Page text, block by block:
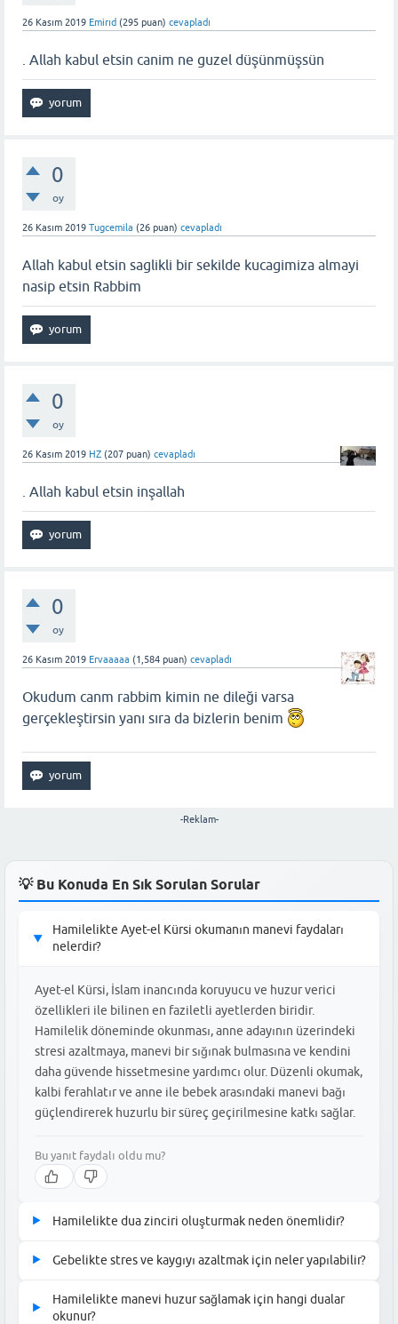
26 Kasım 2019 Emirıd (295 puan) cevapladı
. Allah kabul etsin canim ne guzel düşünmüşsün
0
oy
26 Kasım 2019 Tugcemila (26 puan) cevapladı
Allah kabul etsin saglikli bir sekilde kucagimiza almayi
nasip etsin Rabbim
0
oy
26 Kasım 2019 HZ (207 puan) cevapladı
. Allah kabul etsin inşallah
0
oy
26 Kasım 2019 Ervaaaaa (1,584 puan) cevapladı
Okudum canm rabbim kimin ne dileği varsa
gerçekleştirsin yanı sıra da bizlerin benim
-Reklam-
💡 Bu Konuda En Sık Sorulan Sorular
▶
Hamilelikte Ayet-el Kürsi okumanın manevi faydaları
nelerdir?
Ayet-el Kürsi, İslam inancında koruyucu ve huzur verici
özellikleri ile bilinen en faziletli ayetlerden biridir.
Hamilelik döneminde okunması, anne adayının üzerindeki
stresi azaltmaya, manevi bir sığınak bulmasına ve kendini
daha güvende hissetmesine yardımcı olur. Düzenli okumak,
kalbi ferahlatır ve anne ile bebek arasındaki manevi bağı
güçlendirerek huzurlu bir süreç geçirilmesine katkı sağlar.
Bu yanıt faydalı oldu mu?
▶ Hamilelikte dua zinciri oluşturmak neden önemlidir?
birbirlerine manevi destek sağlamasına ve yalnızlık hissini
gidermesine olanak tanır. Ortak bir niyetle dua etmek, toplumsal
dayanışmayı güçlendirerek hamilelikteki kaygı ve endişelerin
▶ Gebelikte stres ve kaygıyı azaltmak için neler yapılabilir?
veya meditasyon yapmak en etkili manevi yöntemlerden biridir.
▶
Hamilelikte manevi huzur sağlamak için hangi dualar
okunur?